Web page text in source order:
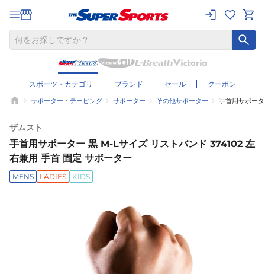
スポーツ・カテゴリ ブランド セール クーポン
サポーター・テーピング サポーター その他サポーター 手首用サポー
ザムスト
手首用サポーター 黒 M-Lサイズ リストバンド 374102 左
右兼用 手首 固定 サポーター
MENS LADIES KIDS